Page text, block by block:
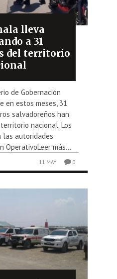
lleva
a 31
del territorio
de Gobernación
en estos meses, 31
salvadoreños han
nacional. Los
las autoridades
OperativoLeer más...
11 MAY 0